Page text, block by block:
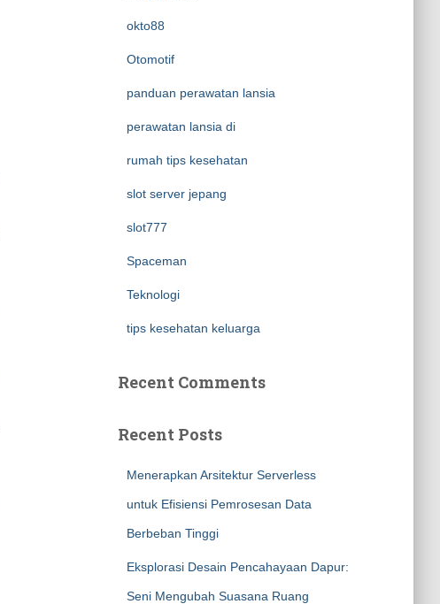
okto88
Otomotif
panduan perawatan lansia
perawatan lansia di
rumah tips kesehatan
slot server jepang
slot777
Spaceman
Teknologi
tips kesehatan keluarga
Recent Comments
Recent Posts
Menerapkan Arsitektur Serverless
untuk Efisiensi Pemrosesan Data
Berbeban Tinggi
Eksplorasi Desain Pencahayaan Dapur:
Seni Mengubah Suasana Ruang